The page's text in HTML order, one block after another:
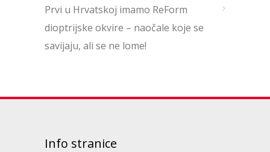
Prvi u Hrvatskoj imamo ReForm
dioptrijske okvire – naočale koje se
savijaju, ali se ne lome!
Info stranice